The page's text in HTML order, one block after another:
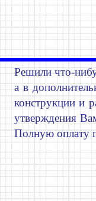
Решили что-
а в
конструкции и
утверждения
Полную оплату